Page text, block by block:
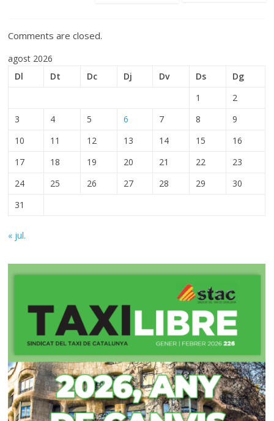
Comments are closed.
agost 2026
Dl
Dt Dc Dj Dv Ds
Dg
1
2
3
4 5 6 7 8
9
10
11 12 13 14 15
16
17
18 19 20 21 22
23
24
25 26 27 28 29
30
31
« jul.